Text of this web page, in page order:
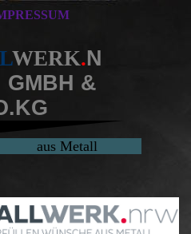
WERK.N
&
aus Metall